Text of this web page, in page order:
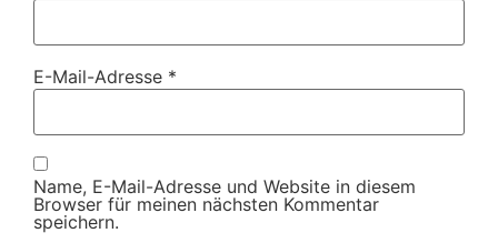
E-Mail-Adresse *
Name, E-Mail-Adresse und Website in diesem
Browser für meinen nächsten Kommentar
speichern.